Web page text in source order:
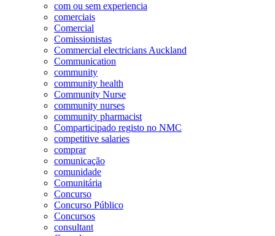
com ou sem experiencia
comerciais
Comercial
Comissionistas
Commercial electricians Auckland
Communication
community
community health
Community Nurse
community nurses
community pharmacist
Comparticipado registo no NMC
competitive salaries
comprar
comunicação
comunidade
Comunitária
Concurso
Concurso Público
Concursos
consultant